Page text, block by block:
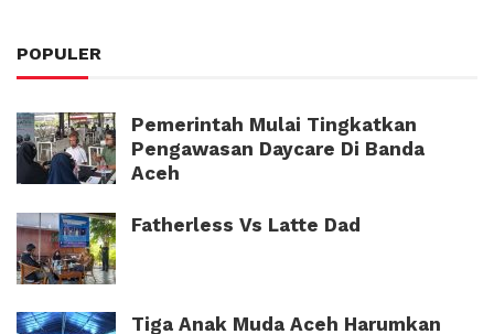
POPULER
Pemerintah Mulai Tingkatkan
Pengawasan Daycare Di Banda
Aceh
Fatherless Vs Latte Dad
Tiga Anak Muda Aceh Harumkan